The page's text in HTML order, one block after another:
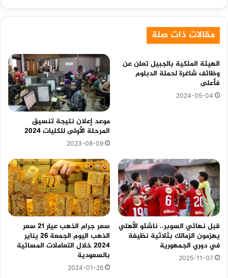
مقالات ذات صلة
الهيئة الملكية بالجبيل تعلن عن
وظائف شاغرة لحملة الدبلوم
فأعلى
2024-05-04
موعد إعلان نتيجة تنسيق
المرحلة الأولى للكليات 2024
2023-08-09
قبل نهائي السوبر.. ناشئو الأهلي
يهزمون الزمالك بثلاثية نظيفة
في دوري الجمهورية
2025-11-07
سعر جرام الذهب عيار 21 سعر
الذهب اليوم الجمعة 26 يناير
2024 خلال التعاملات المسائية
بالسعودية
2024-01-26